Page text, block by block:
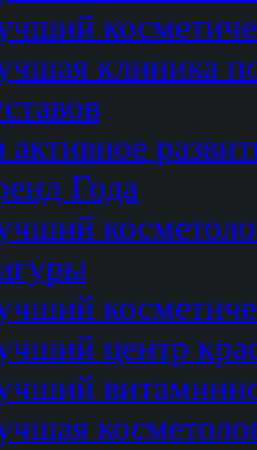
клиника
активное
Года
центр